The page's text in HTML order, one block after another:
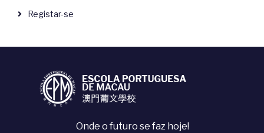
Registar-se
Onde o futuro se faz hoje!